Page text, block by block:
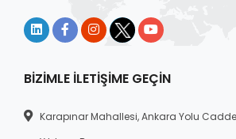
BIZIMLE İLETIŞIME GEÇIN
Karapınar Mahallesi, Ankara Yolu